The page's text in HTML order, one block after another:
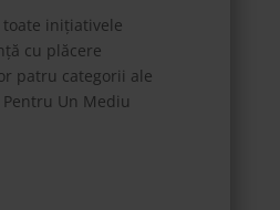
inițiativele
cu plăcere
patru categorii ale
Un Mediu